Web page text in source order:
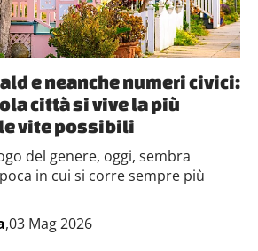
e neanche numeri civici:
città si vive la più
vite possibili
del genere, oggi, sembra
in cui si corre sempre più
,03 Mag 2026